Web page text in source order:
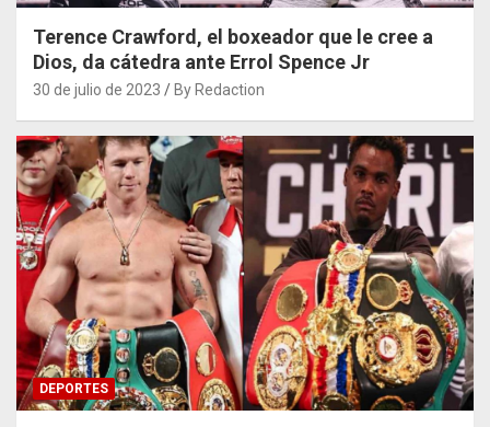
Terence Crawford, el boxeador que le cree a
Dios, da cátedra ante Errol Spence Jr
30 de julio de 2023 By Redaction
DEPORTES